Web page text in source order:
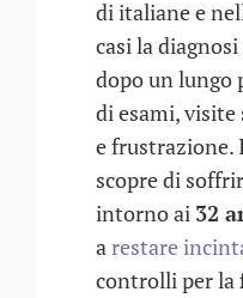
di italiane e
casi la
dopo un lungo
di esami,
e frustrazione.
scopre di
intorno ai 32
arestare
controlli per la